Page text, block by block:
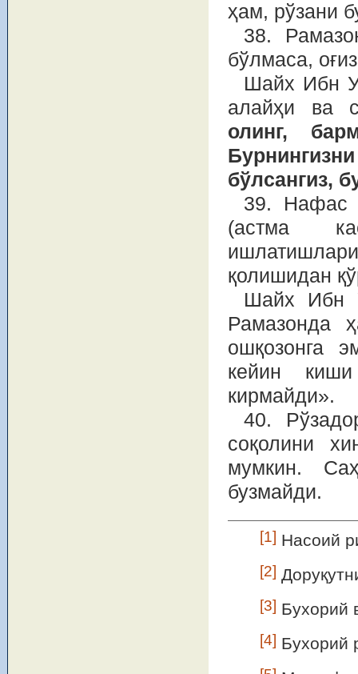
ҳам, рўзани
38.
бўлмаса,
Шайх Ибн
алайҳи ва
олинг,
бўлсангиз,
39. Нафас
(астма
қолишидан
Шайх Ибн
Рамазонда
ошқозонга
кейин
кирмайди».
40.
соқолини
мумкин.
бузмайди.
[1] Насоий
[2]
[3] Бухорий
[4] Бухорий